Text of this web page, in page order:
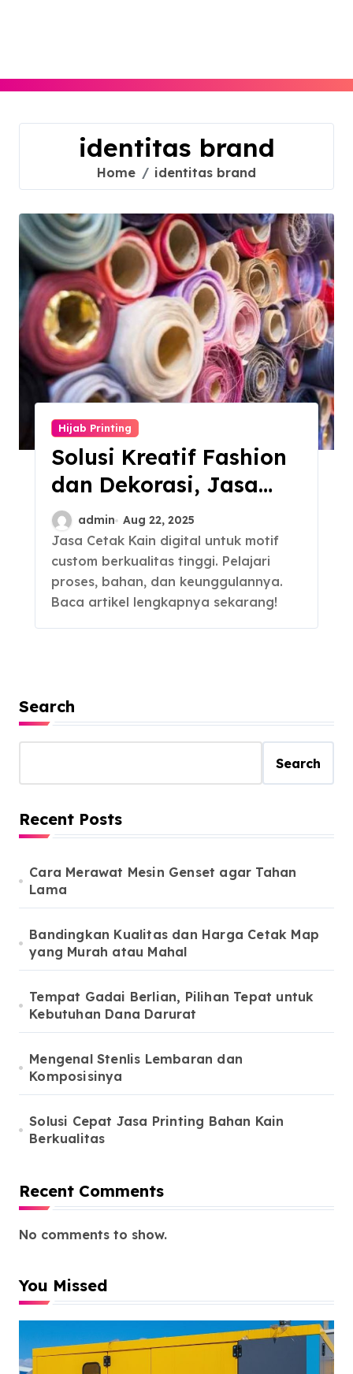
identitas brand
Home identitas brand
Hijab Printing
Solusi Kreatif Fashion
dan Dekorasi, Jasa
Cetak Kain Digital
admin Aug 22, 2025
Jasa Cetak Kain digital untuk motif
custom berkualitas tinggi. Pelajari
proses, bahan, dan keunggulannya.
Baca artikel lengkapnya sekarang!
Search
Search
Recent Posts
Cara Merawat Mesin Genset agar Tahan
Lama
Bandingkan Kualitas dan Harga Cetak Map
yang Murah atau Mahal
Tempat Gadai Berlian, Pilihan Tepat untuk
Kebutuhan Dana Darurat
Mengenal Stenlis Lembaran dan
Komposisinya
Solusi Cepat Jasa Printing Bahan Kain
Berkualitas
Recent Comments
No comments to show.
You Missed